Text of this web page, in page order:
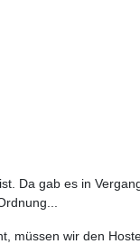
Da gab es in
müssen wir den